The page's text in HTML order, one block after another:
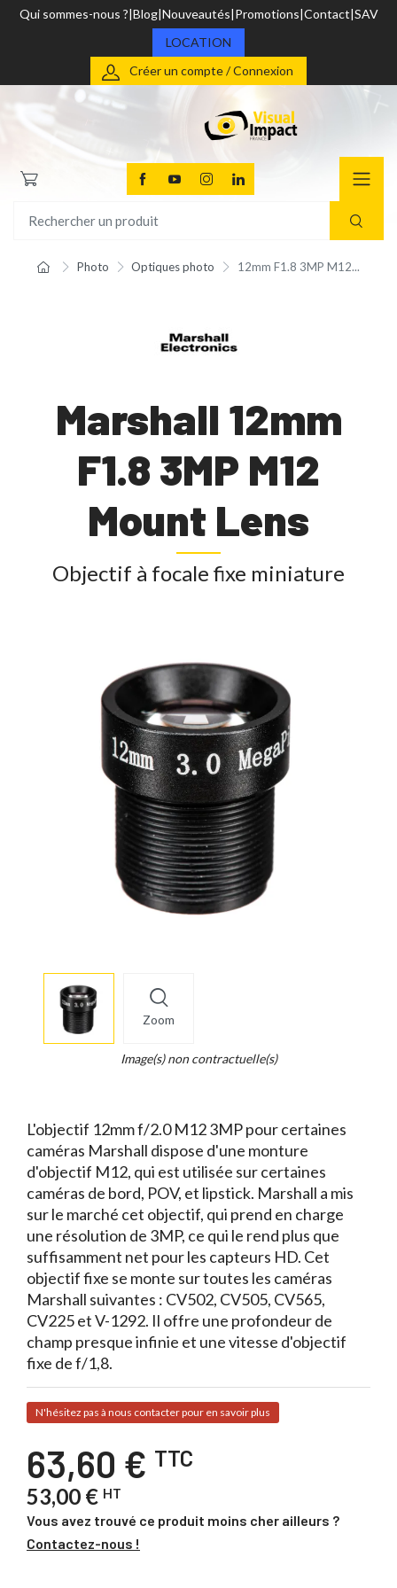
Qui sommes-nous ? Blog Nouveautés Promotions Contact SAV
LOCATION
Créer un compte / Connexion
Photo Optiques photo 12mm F1.8 3MP M12...
Marshall 12mm
F1.8 3MP M12
Mount Lens
Objectif à focale fixe miniature
Zoom
info
Legend...
Image(s) non contractuelle(s)
L'objectif 12mm f/2.0 M12 3MP pour certaines
caméras Marshall dispose d'une monture
d'objectif M12, qui est utilisée sur certaines
caméras de bord, POV, et lipstick. Marshall a mis
sur le marché cet objectif, qui prend en charge
une résolution de 3MP, ce qui le rend plus que
suffisamment net pour les capteurs HD. Cet
objectif fixe se monte sur toutes les caméras
Marshall suivantes : CV502, CV505, CV565,
CV225 et V-1292. Il offre une profondeur de
champ presque infinie et une vitesse d'objectif
fixe de f/1,8.
N'hésitez pas à nous contacter pour en savoir plus
63,60 € TTC
53,00 € HT
Vous avez trouvé ce produit moins cher ailleurs ?
Contactez-nous !